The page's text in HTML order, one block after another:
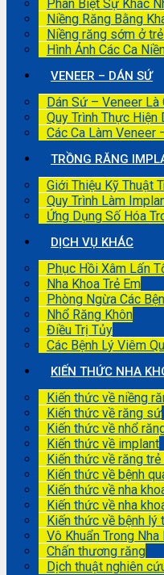
Phân Biệt Sự Khác
Niềng Răng Bằng
Niềng răng sớm ở
Hình Ảnh Các Ca
VENEER – DÁN SỨ
Dán Sứ – Veneer Là
Quy Trình Thực
Các Ca Làm Veneer
TRỒNG RĂNG
Giới Thiệu Kỹ Thuật
Quy Trình Làm
Ứng Dụng Số Hóa
DỊCH VỤ KHÁC
Phục Hồi Xâm Lấn
Nha Khoa Trẻ Em
Phòng Ngừa Các
Nhổ Răng Khôn
Điều Trị Tủy
Các Bệnh Lý Viêm
KIẾN THỨC NHA
Kiến thức về niềng
Kiến thức về răng sứ
Kiến thức về nhổ
Kiến thức về implant
Kiến thức về răng trẻ
Kiến thức về bệnh
Kiến thức về nha
Kiến thức về nha
Kiến thức về bệnh lý
Vô Khuẩn Trong Nha
Chấn thương răng
Dịch thuật nghiên